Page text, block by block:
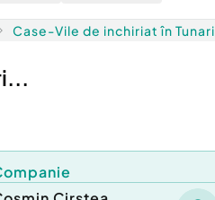
Case-Vile de inchiriat în Tunari